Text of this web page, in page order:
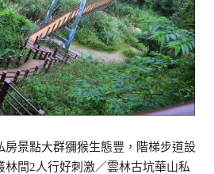
房景點大群獼猴生態豐，階梯步道設
林間2人行好刺激／雲林古坑華山私